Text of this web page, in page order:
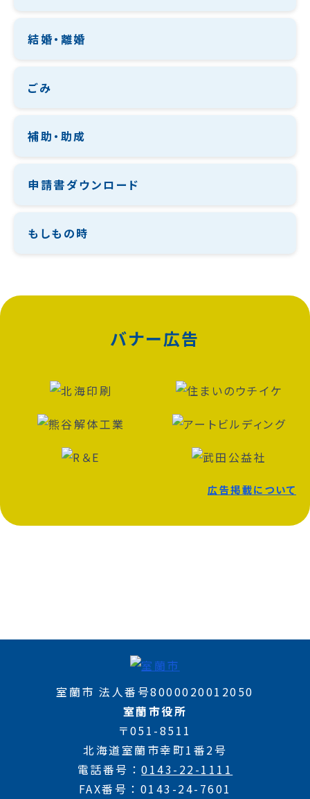
結婚・離婚
ごみ
補助・助成
申請書ダウンロード
もしもの時
バナー広告
広告掲載について
室蘭市 法人番号8000020012050
室蘭市役所
〒051-8511
北海道室蘭市幸町1番2号
電話番号
0143-22-1111
FAX番号
0143-24-7601